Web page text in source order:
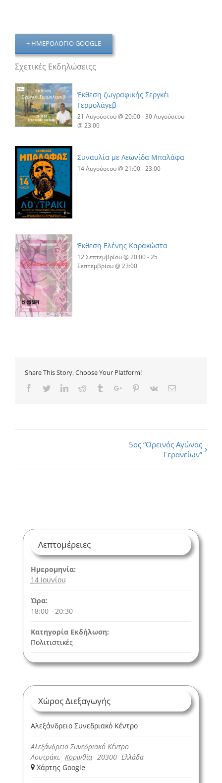
+ ΗΜΕΡΟΛΌΓΙΟ GOOGLE
Σχετικές Εκδηλώσειςς
Έκθεση ζωγραφικής Σεργκέι
Γερμολάγεβ
21 Αυγούστου @ 20:00-30 Αυγούστου
@ 23:00
Συναυλία με Λεωνίδα Μπαλάφα
14 Αυγούστου @ 21:00-23:00
Έκθεση Ελένης Καρακώστα
12 Σεπτεμβρίου @ 20:00-25
Σεπτεμβρίου @ 23:00
Share This Story, Choose Your Platform!
Facebook
TwitterLinkedinReddit TumblrGoogle+Pinterest
Vk Email
5ος “Ορεινός Αγώνας
Γερανείων”
Λεπτομέρειες
Ημερομηνία:
14 Ιουνίου
Ώρα:
18:00 - 20:30
Κατηγορία Εκδήλωση:
Πολιτιστικές
Χώρος Διεξαγωγής
Αλεξάνδρειο Συνεδριακό Κέντρο
Αλεξάνδρειο Συνεδριακό Κέντρο
Λουτράκι, Κορινθία 20300 Ελλάδα
+ Χάρτης Google